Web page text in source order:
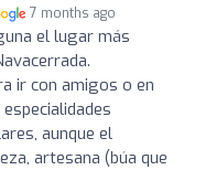
7 months ago
el lugar más
ir con amigos o en
aunque el
artesana (búa que